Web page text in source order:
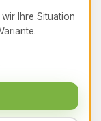
Ihre Situation